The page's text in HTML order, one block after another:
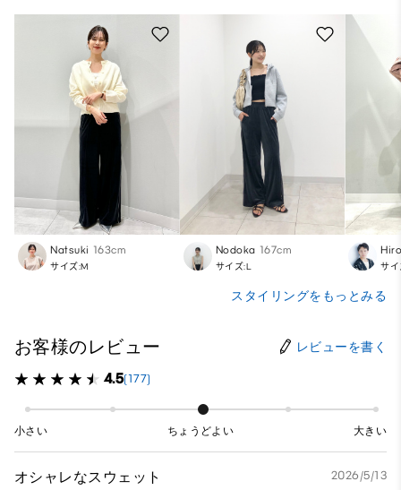
Natsuki 163cm
サイズ:M
Nodoka 167cm
サイズ:L サ
スタイリングをもっとみる
お客様のレビュー レビューを書く
4.5(177)
小さい ちょうどよい 大きい
オシャレなスウェット 2026/5/13